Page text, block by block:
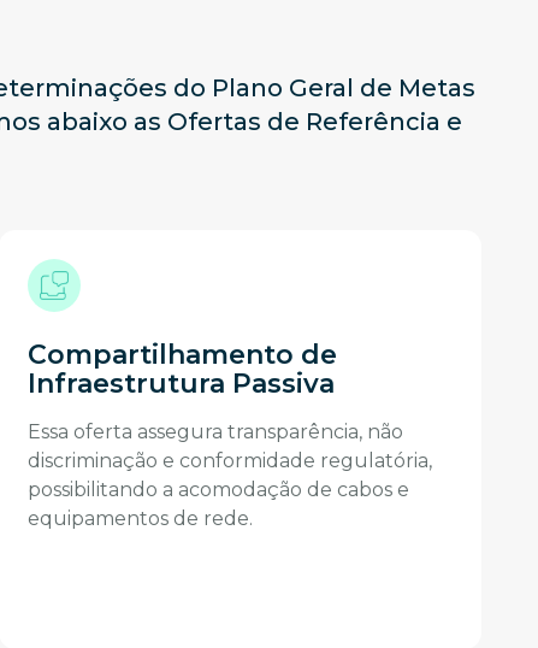
do Plano Geral de Metas
abaixo as Ofertas de Referência e
Compartilhamento de
Infraestrutura Passiva
Essa oferta assegura transparência, não
discriminação e conformidade regulatória,
possibilitando a acomodação de cabos e
equipamentos de rede.